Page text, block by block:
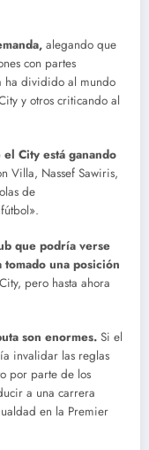
alegando que
con partes
ha dividido al mundo
y otros criticando al
City está ganando
Villa, Nassef Sawiris,
de
que podría verse
una posición
pero hasta ahora
son enormes. Si el
invalidar las reglas
por parte de los
a una carrera
en la Premier